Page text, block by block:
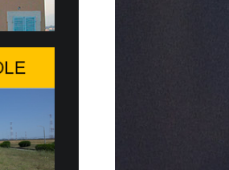
en Ginebra la edición 2026 del WSIS
cita multilateral de las Naciones Unidas
de la información, promovida...
de entrega de 20 Fiat Top…
MÁS SOSTENIBLE